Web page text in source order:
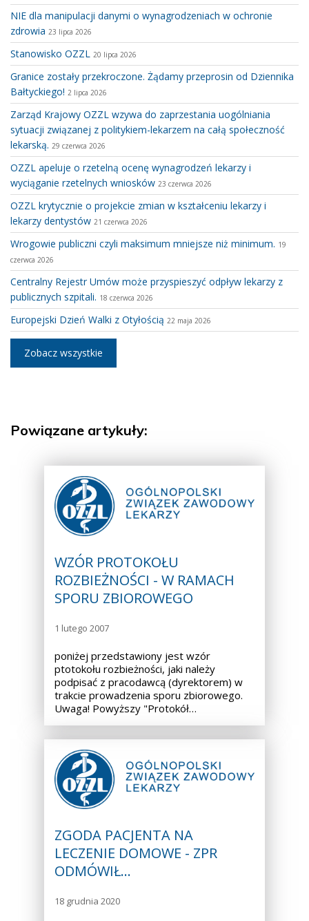
NIE dla manipulacji danymi o wynagrodzeniach w ochronie
zdrowia 23 lipca 2026
Stanowisko OZZL 20 lipca 2026
Granice zostały przekroczone. Żądamy przeprosin od Dziennika
Bałtyckiego! 2 lipca 2026
Zarząd Krajowy OZZL wzywa do zaprzestania uogólniania
sytuacji związanej z politykiem-lekarzem na całą społeczność
lekarską. 29 czerwca 2026
OZZL apeluje o rzetelną ocenę wynagrodzeń lekarzy i
wyciąganie rzetelnych wniosków 23 czerwca 2026
OZZL krytycznie o projekcie zmian w kształceniu lekarzy i
lekarzy dentystów 21 czerwca 2026
Wrogowie publiczni czyli maksimum mniejsze niż minimum. 19
czerwca 2026
Centralny Rejestr Umów może przyspieszyć odpływ lekarzy z
publicznych szpitali. 18 czerwca 2026
Europejski Dzień Walki z Otyłością 22 maja 2026
Zobacz wszystkie
Powiązane artykuły:
WZÓR PROTOKOŁU
ROZBIEŻNOŚCI - W RAMACH
SPORU ZBIOROWEGO
1 lutego 2007
poniżej przedstawiony jest wzór
ptotokołu rozbieżności, jaki należy
podpisać z pracodawcą (dyrektorem) w
trakcie prowadzenia sporu zbiorowego.
Uwaga! Powyższy "Protokół…
ZGODA PACJENTA NA
LECZENIE DOMOWE - ZPR
ODMÓWIŁ…
18 grudnia 2020